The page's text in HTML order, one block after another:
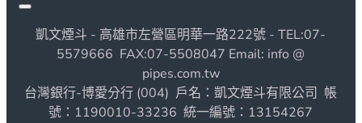
凱文煙斗 - 高雄市左營區明華一路222號 - TEL:07-
5579666 FAX:07-5508047 Email: info @
pipes.com.tw
台灣銀行-博愛分行 (004) 戶名：凱文煙斗有限公司 帳
號：1190010-33236 統一編號：13154267